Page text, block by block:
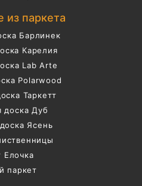
из паркета
Барлинек
Карелия
Lab Arte
Polarwood
Таркетт
доска Дуб
Ясень
Елочка
паркет